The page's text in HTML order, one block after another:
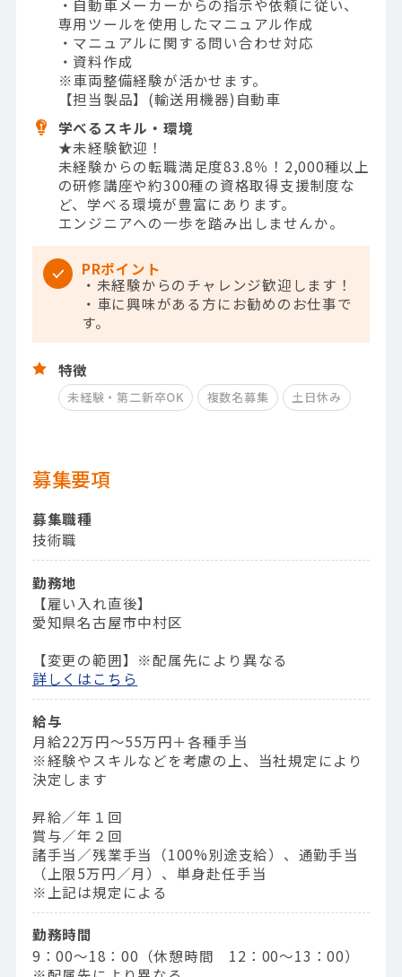
・自動車メーカーからの指示や依頼に従い、
専用ツールを使用したマニュアル作成
・マニュアルに関する問い合わせ対応
・資料作成
※車両整備経験が活かせます。
【担当製品】(輸送用機器)自動車
学べるスキル・環境
★未経験歓迎！
未経験からの転職満足度83.8％！2,000種以上
の研修講座や約300種の資格取得支援制度な
ど、学べる環境が豊富にあります。
エンジニアへの一歩を踏み出しませんか。
PRポイント
・未経験からのチャレンジ歓迎します！
・車に興味がある方にお勧めのお仕事で
す。
特徴
未経験・第二新卒OK 複数名募集 土日休み
募集要項
募集職種
技術職
勤務地
【雇い入れ直後】
愛知県名古屋市中村区
【変更の範囲】※配属先により異なる
詳しくはこちら
給与
月給22万円～55万円＋各種手当
※経験やスキルなどを考慮の上、当社規定により
決定します
昇給／年１回
賞与／年２回
諸手当／残業手当（100%別途支給）、通勤手当
（上限5万円／月）、単身赴任手当
※上記は規定による
勤務時間
9：00〜18：00（休憩時間 12：00〜13：00）